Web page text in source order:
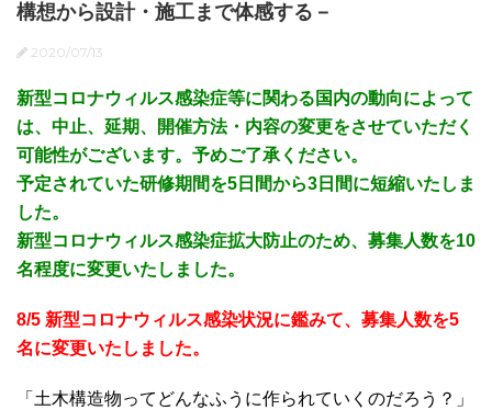
構想から設計・施工まで体感する－
2020/07/13
新型コロナウィルス感染症等に関わる国内の動向によって
は、中止、延期、開催方法・内容の変更をさせていただく
可能性がございます。予めご了承ください。
予定されていた研修期間を5日間から3日間に短縮いたしま
した。
新型コロナウィルス感染症拡大防止のため、募集人数を10
名程度に変更いたしました。
8/5 新型コロナウィルス感染状況に鑑みて、募集人数を5
名に変更いたしました。
「土木構造物ってどんなふうに作られていくのだろう？」